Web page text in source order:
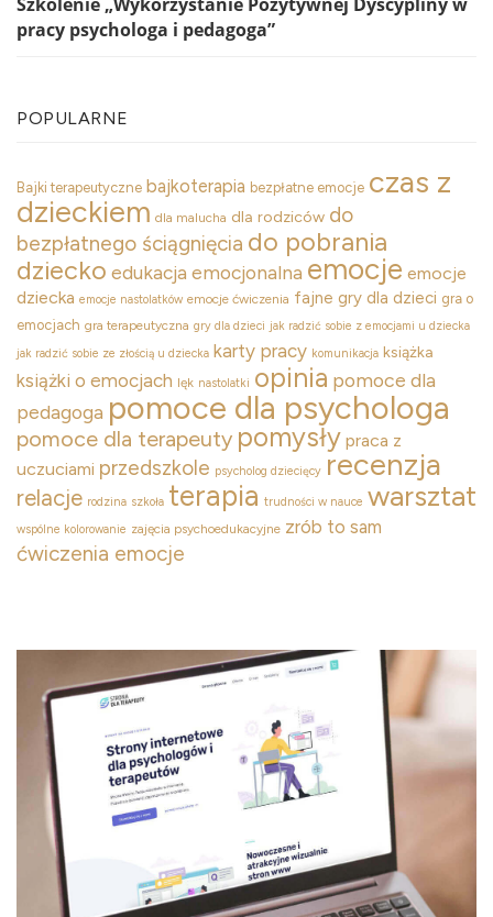
pracy psychologa i pedagoga”
POPULARNE
Bajki terapeutyczne bajkoterapia bezpłatne emocje czas z
dzieckiem dla malucha dla rodziców do
bezpłatnego ściągnięcia do pobrania
dziecko edukacja emocjonalna emocje emocje
dziecka emocje nastolatków emocje ćwiczenia fajne gry dla dzieci gra o
emocjach gra terapeutyczna gry dla dzieci jak radzić sobie z emocjami u dziecka
jak radzić sobie ze złością u dziecka karty pracy komunikacja książka
książki o emocjach lęk nastolatki opinia pomoce dla
pedagoga pomoce dla psychologa
pomoce dla terapeuty pomysły praca z
uczuciami przedszkole psycholog dziecięcy recenzja
relacje rodzina szkoła terapia trudności w nauce warsztat
wspólne kolorowanie zajęcia psychoedukacyjne zrób to sam
ćwiczenia emocje